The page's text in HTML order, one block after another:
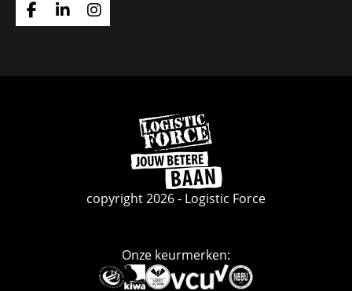
Ga
Ga
Ga
Ga
naar
de
homepage
copyright 2026 - Logistic Force
Onze keurmerken:
Deze